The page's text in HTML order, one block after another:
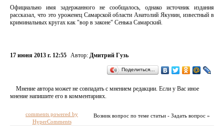
Официально имя задержанного не сообщалось, однако источник издания
рассказал, что это уроженец Самарской области Анатолий Якунин, известный в
криминальных кругах как "вор в законе" Сенька Самарский.
17 июня 2013 г. 12:55 Автор: Дмитрий Гузь
Поделиться…
Мнение автора может не совпадать с мнением редакции. Если у Вас иное
мнение напишите его в комментариях.
Возник вопрос по теме статьи - Задать вопрос »
comments powered by
HyperComments